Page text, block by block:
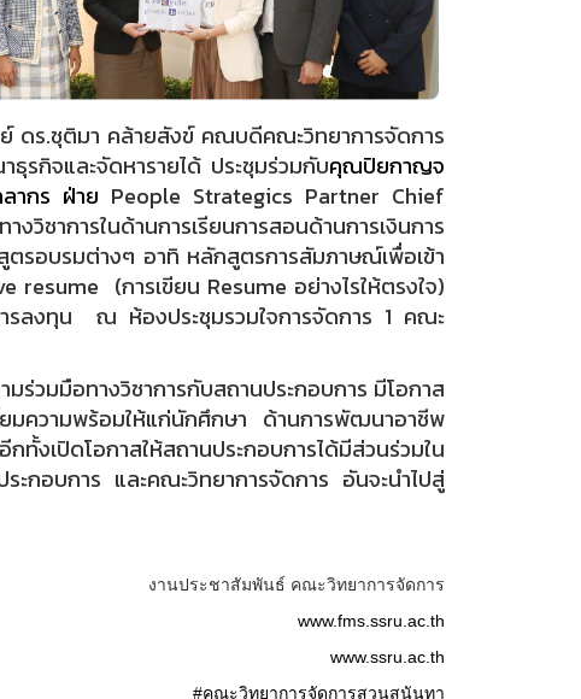
.ชุติมา คล้ายสังข์ คณบดีคณะวิทยาการจัดการ
กิจและจัดหารายได้ ประชุมร่วมกับคุณปิยกาญจ
ากร ฝ่าย People Strategics Partner Chief
าการในด้านการเรียนการสอนด้านการเงินการ
รอบรมต่างๆ อาทิ หลักสูตรการสัมภาษณ์เพื่อเข้า
(การเขียน Resume อย่างไรให้ตรงใจ)
ลงทุน ณ ห้องประชุมรวมใจการจัดการ 1 คณะ
มมือทางวิชาการกับสถานประกอบการ มีโอกาส
ยมความพร้อมให้แก่นักศึกษา ด้านการพัฒนาอาชีพ
งเปิดโอกาสให้สถานประกอบการได้มีส่วนร่วมใน
กอบการ และคณะวิทยาการจัดการ อันจะนำไปสู่
งานประชาสัมพันธ์ คณะวิทยาการจัดการ
www.fms.ssru.ac.th
www.ssru.ac.th
#คณะวิทยาการจัดการสวนสุนันทา